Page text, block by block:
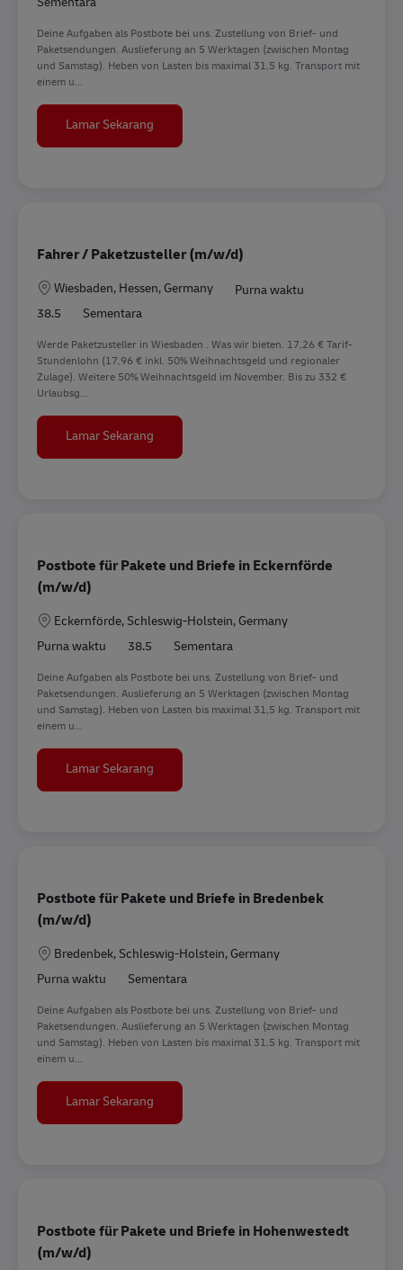
Deine Aufgaben als Postbote bei uns. Zustellung von Brief- und
Paketsendungen. Auslieferung an 5 Werktagen (zwischen Montag
und Samstag). Heben von Lasten bis maximal 31,5 kg. Transport mit
einem u...
Lamar Sekarang
Fahrer / Paketzusteller (m/w/d)
LokasiWiesbaden, Hessen, Germany
Purna waktu
38.5
Sementara
Werde Paketzusteller in Wiesbaden . Was wir bieten. 17,26 € Tarif-
Stundenlohn (17,96 € inkl. 50% Weihnachtsgeld und regionaler
Zulage). Weitere 50% Weihnachtsgeld im November. Bis zu 332 €
Urlaubsg...
Lamar Sekarang
Postbote für Pakete und Briefe in Eckernförde
(m/w/d)
LokasiEckernförde, Schleswig-Holstein, Germany
Purna waktu
38.5 Sementara
Deine Aufgaben als Postbote bei uns. Zustellung von Brief- und
Paketsendungen. Auslieferung an 5 Werktagen (zwischen Montag
und Samstag). Heben von Lasten bis maximal 31,5 kg. Transport mit
einem u...
Lamar Sekarang
Postbote für Pakete und Briefe in Bredenbek
(m/w/d)
LokasiBredenbek, Schleswig-Holstein, Germany
Purna waktu
Sementara
Deine Aufgaben als Postbote bei uns. Zustellung von Brief- und
Paketsendungen. Auslieferung an 5 Werktagen (zwischen Montag
und Samstag). Heben von Lasten bis maximal 31,5 kg. Transport mit
einem u...
Lamar Sekarang
Postbote für Pakete und Briefe in Hohenwestedt
(m/w/d)